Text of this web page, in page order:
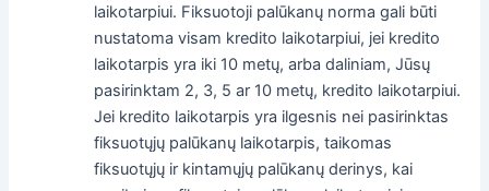
laikotarpiui. Fiksuotoji palūkanų norma gali būti
nustatoma visam kredito laikotarpiui, jei kredito
laikotarpis yra iki 10 metų, arba daliniam, Jūsų
pasirinktam 2, 3, 5 ar 10 metų, kredito laikotarpiui.
Jei kredito laikotarpis yra ilgesnis nei pasirinktas
fiksuotųjų palūkanų laikotarpis, taikomas
fiksuotųjų ir kintamųjų palūkanų derinys, kai